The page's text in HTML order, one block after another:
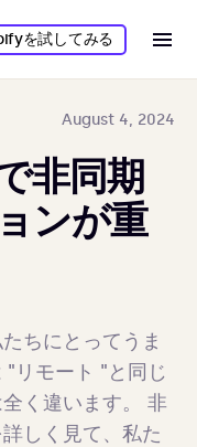
を試してみる
August 4, 2024
非同期
ンが重
ちにとってうま
"リモート "と同じ
く違います。 非
しく見て、私た